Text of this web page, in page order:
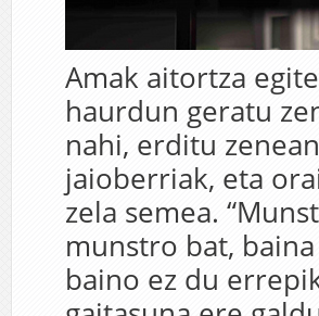
Amak aitortza
haurdun geratu
nahi, erditu
jaioberriak, eta
zela semea.
munstro bat,
baino ez du